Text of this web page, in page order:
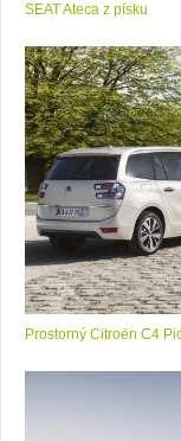
SEAT Ateca z písku
Prostorný Citroën C4